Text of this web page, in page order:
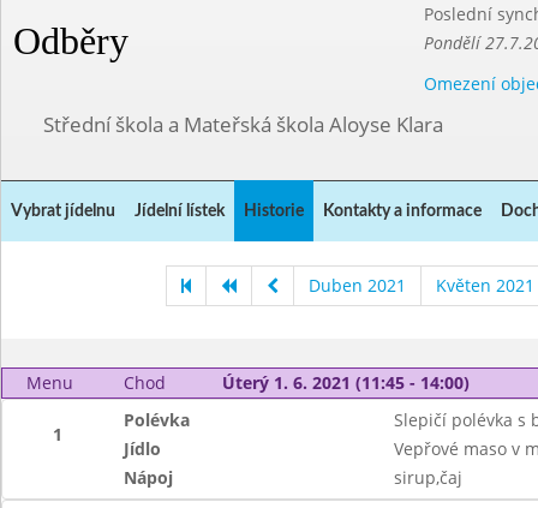
Odběry
Poslední
Pondělí
Omezení
Střední škola a Mateřská škola Aloyse Klara
Vybrat jídelnu Jídelní lístek Historie Kontakty a informace
Duben 2021 Květen 2021
Menu Chod Úterý 1. 6. 2021 (11:45 - 14:00)
1
Polévka
Slepičí polévka s
Jídlo
Vepřové maso v
Nápoj
sirup,čaj